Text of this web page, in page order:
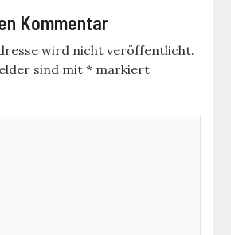
Kommentar
wird nicht veröffentlicht.
sind mit* markiert